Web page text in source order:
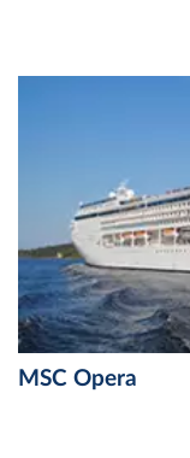
MSC Opera